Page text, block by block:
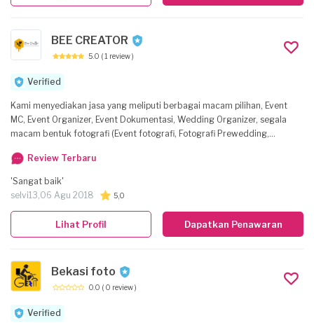
BEE CREATOR
5.0 ( 1 review )
Verified
Kami menyediakan jasa yang meliputi berbagai macam pilihan, Event
MC, Event Organizer, Event Dokumentasi, Wedding Organizer, segala
macam bentuk fotografi (Event fotografi, Fotografi Prewedding,
Prewedding, Videografi Wedding, Videografi komersil), kami juga
menyediakan jasa Editing Foto maupun video, selain itu kami juga
menyediakan jasa live streaming untuk acara apapun. Kami akan
mengutamakan keingininan client, mewujudkan mimpi-mimpi client agar
tercipta menjadi mahakarya yang didambakan client. client bagi kami
Adalah keluarga yang harus diciptakan mimpi-mimpinya
Review Terbaru
'Sangat baik'
selvi13,06 Agu 2018 5,0
Dapatkan Penawaran
Lihat Profil
Bekasi foto
0.0 ( 0 review )
Verified